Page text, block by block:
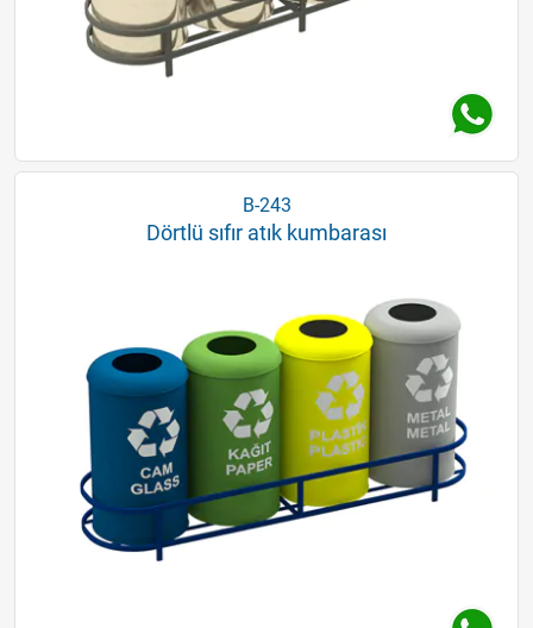
B-243
Dörtlü sıfır atık kumbarası